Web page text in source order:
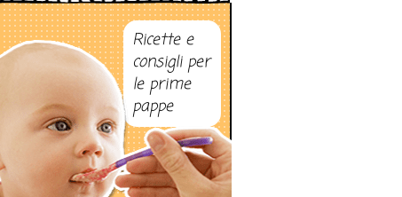
Ricette e
consigli per
le prime
pappe